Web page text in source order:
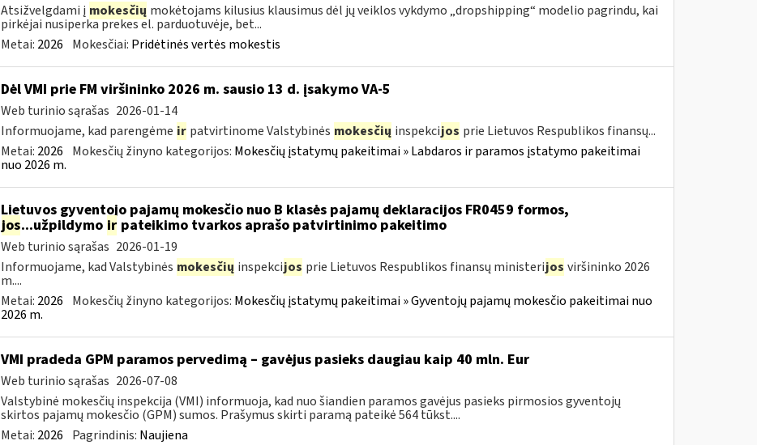
Atsižvelgdami į mokesčių mokėtojams kilusius klausimus dėl jų veiklos vykdymo „dropshipping“ modelio pagrindu, kai
pirkėjai nusiperka prekes el. parduotuvėje, bet...
Metai: 2026 Mokesčiai: Pridėtinės vertės mokestis
Dėl VMI prie FM viršininko 2026 m. sausio 13 d. įsakymo VA-5
Web turinio sąrašas 2026-01-14
Informuojame, kad parengėme ir patvirtinome Valstybinės mokesčių inspekcijos prie Lietuvos Respublikos finansų...
Metai: 2026 Mokesčių žinyno kategorijos: Mokesčių įstatymų pakeitimai » Labdaros ir paramos įstatymo pakeitimai
nuo 2026 m.
Lietuvos gyventojo pajamų mokesčio nuo B klasės pajamų deklaracijos FR0459 formos,
jos...užpildymo irpateikimo tvarkos aprašo patvirtinimo pakeitimo
Web turinio sąrašas 2026-01-19
Informuojame, kad Valstybinės mokesčių inspekcijos prie Lietuvos Respublikos finansų ministerijos viršininko 2026
m....
Metai: 2026 Mokesčių žinyno kategorijos: Mokesčių įstatymų pakeitimai » Gyventojų pajamų mokesčio pakeitimai nuo
2026 m.
VMI pradeda GPM paramos pervedimą – gavėjus pasieks daugiau kaip 40 mln. Eur
Web turinio sąrašas 2026-07-08
Valstybinė mokesčių inspekcija (VMI) informuoja, kad nuo šiandien paramos gavėjus pasieks pirmosios gyventojų
skirtos pajamų mokesčio (GPM) sumos. Prašymus skirti paramą pateikė 564 tūkst....
Metai: 2026 Pagrindinis: Naujiena